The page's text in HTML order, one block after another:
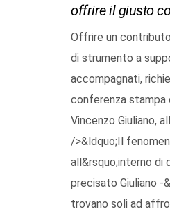
offrire il giusto
Offrire un
di strumento a
accompagnati,
conferenza stampa
Vincenzo Giuliano,
/>&ldquo;Il
all&rsquo;interno di
precisato Giuliano -
trovano soli ad